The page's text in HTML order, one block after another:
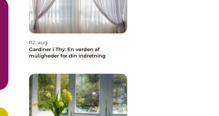
02. aug
Gardiner i Thy: En verden af
muligheder for din indretning